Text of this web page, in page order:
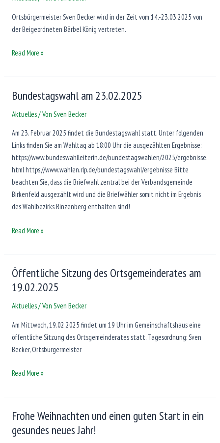
Ortsbürgermeister Sven Becker wird in der Zeit vom 14.-23.03.2025 von
der Beigeordneten Bärbel König vertreten.
Vertretung
Ortsbürgermeisters
Read More »
Bundestagswahl am 23.02.2025
Aktuelles/ Von Sven Becker
Am 23. Februar 2025 findet die Bundestagswahl statt. Unter folgenden
Links finden Sie am Wahltag ab 18:00 Uhr die ausgezählten Ergebnisse:
https://www.bundeswahlleiterin.de/bundestagswahlen/2025/ergebnisse.
html https://www.wahlen.rlp.de/bundestagswahl/ergebnisse Bitte
beachten Sie, dass die Briefwahl zentral bei der Verbandsgemeinde
Birkenfeld ausgezählt wird und die Briefwähler somit nicht im Ergebnis
des Wahlbezirks Rinzenberg enthalten sind!
Bundestagswahl
23.02.2025
Read More »
Öffentliche Sitzung des Ortsgemeinderates am
19.02.2025
Aktuelles/ Von Sven Becker
Am Mittwoch, 19.02.2025 findet um 19 Uhr im Gemeinschaftshaus eine
öffentliche Sitzung des Ortsgemeinderates statt. Tagesordnung: Sven
Becker, Ortsbürgermeister
Öffentliche
des
am
19.02.2025
Read More »
Frohe Weihnachten und einen guten Start in ein
gesundes neues Jahr!